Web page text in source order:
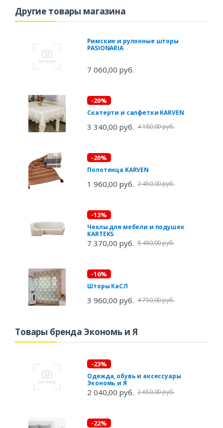
Другие товары магазина
Римские и рулонные шторы
PASIONARIA
7 060,00 руб.
-20%
Скатерти и салфетки KARVEN
3 340,00 руб. 4 180,00 руб.
-20%
Полотенца KARVEN
1 960,00 руб. 2 450,00 руб.
-13%
Чехлы для мебели и подушек
KARTEKS
7 370,00 руб. 8 480,00 руб.
-16%
Шторы КаСЛ
3 960,00 руб. 4 750,00 руб.
Товары бренда Экономь и Я
-23%
Одежда, обувь и аксессуары
Экономь и Я
2 040,00 руб. 2 650,00 руб.
-22%